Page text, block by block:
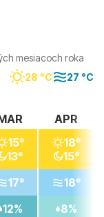
mesiacoch roka
28 °C 27 °C
15°
13°
17°
12%
APR
18°
15°
18°
8%